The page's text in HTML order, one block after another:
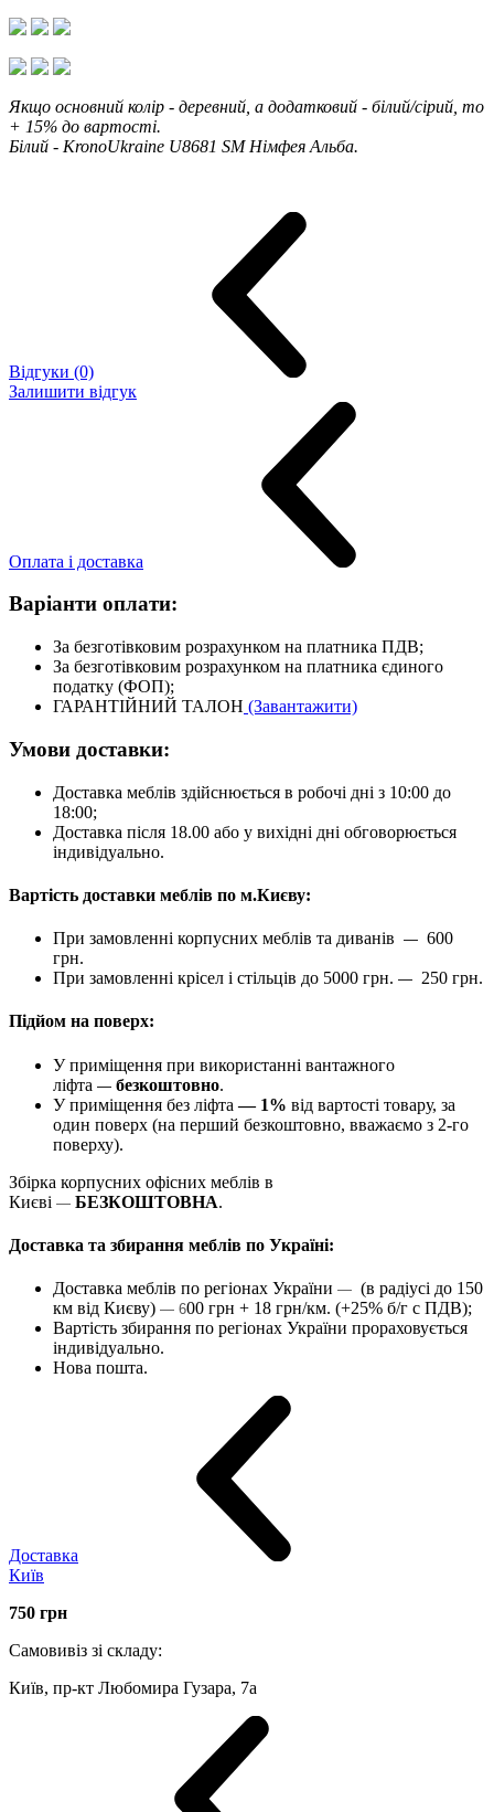
Якщо основний колір - деревний, а додатковий - білий/сірий, то
+ 15% до вартості.
Білий - KronoUkraine U8681 SM Німфея Альба.
Відгуки (0)
Залишити відгук
Оплата і доставка
Варіанти оплати:
За безготівковим розрахунком на платника ПДВ;
За безготівковим розрахунком на платника єдиного
податку (ФОП);
ГАРАНТІЙНИЙ ТАЛОН (Завантажити)
Умови доставки:
Доставка меблів здійснюється в робочі дні з 10:00 до
18:00;
Доставка після 18.00 або у вихідні дні обговорюється
індивідуально.
Вартість доставки меблів по м.Києву:
При замовленні корпусних меблів та диванів — 600
грн.
При замовленні крісел і стільців до 5000 грн. — 250 грн.
Підйом на поверх:
У приміщення при використанні вантажного
ліфта — безкоштовно.
У приміщення без ліфта— 1% від вартості товару, за
один поверх (на перший безкоштовно, вважаємо з 2-го
поверху).
Збірка корпусних офісних меблів в
Києві — БЕЗКОШТОВНА.
Доставка та збирання меблів по Україні:
Доставка меблів по регіонах України — (в радіусі до 150
км від Києву) — 600 грн + 18 грн/км. (+25% б/г с ПДВ);
Вартість збирання по регіонах України прораховується
індивідуально.
Нова пошта.
Доставка
Київ
750 грн
Самовивіз зі складу:
Київ, пр-кт Любомира Гузара, 7а